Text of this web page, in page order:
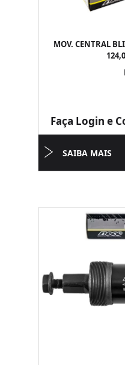
MOV. CENTRAL
Faça Login e
SAIBA MAIS